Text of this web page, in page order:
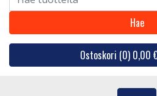
Hae
Ostoskori (0) 0,00